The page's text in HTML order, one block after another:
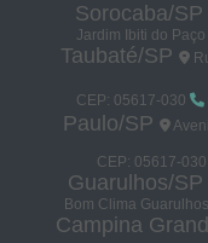
Sorocaba/SP
Jardim Ibiti do Paço
Taubaté/SP
CEP: 05617-030
Paulo/SP
CEP: 05617-030
Guarulhos/SP
Bom Clima
Campina